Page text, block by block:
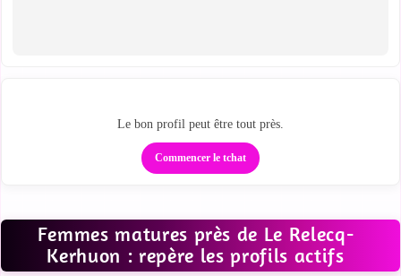
Le bon profil peut être tout près.
Commencer le tchat
Femmes matures près de Le Relecq-
Kerhuon : repère les profils actifs
VOIR LES PHOTOS